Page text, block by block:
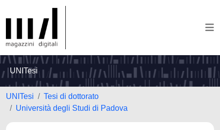
UNITesi
UNITesi
Tesi di dottorato
Università degli Studi di Padova